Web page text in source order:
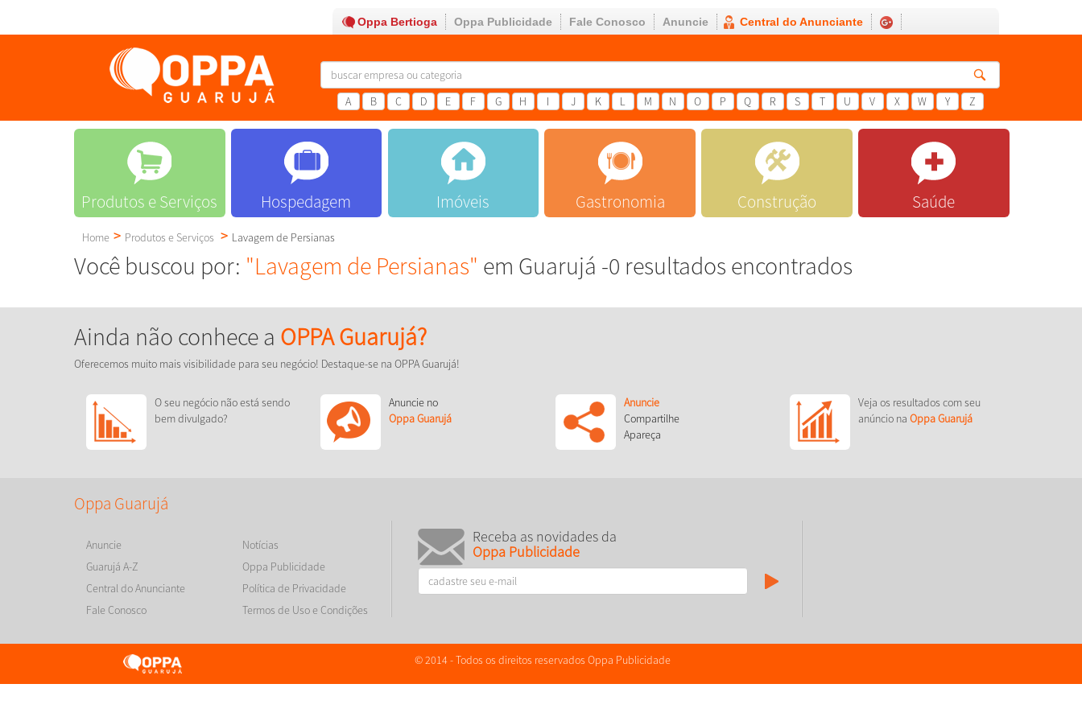
Oppa Bertioga Oppa Publicidade Fale Conosco Anuncie Central do Anunciante
A B C D E F G H I J K L M N O P Q R S T U V X W Y Z
Produtos e Serviços Hospedagem Imóveis Gastronomia Construção Saúde
Home Produtos e Serviços Lavagem de Persianas
Você buscou por: "Lavagem de Persianas" em Guarujá -0 resultados encontrados
Ainda não conhece a OPPA Guarujá?
Oferecemos muito mais visibilidade para seu negócio! Destaque-se na OPPA Guarujá!
O seu negócio não está sendo
bem divulgado?
Anuncie no
Oppa Guarujá
Anuncie
Compartilhe
Apareça
Veja os resultados com seu
anúncio na Oppa Guarujá
Oppa Guarujá
Anuncie
Guarujá A-Z
Central do Anunciante
Fale Conosco
Notícias
Oppa Publicidade
Política de Privacidade
Termos de Uso e Condições
Receba as novidades da
Oppa Publicidade
© 2014 - Todos os direitos reservados Oppa Publicidade